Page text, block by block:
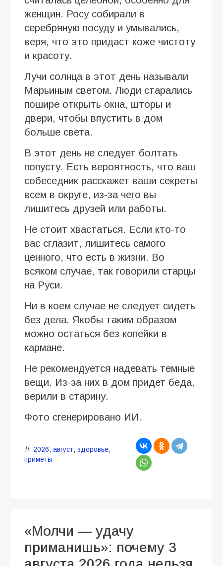
женщин. Росу собирали в
серебряную посуду и умывались,
веря, что это придаст коже чистоту
и красоту.
Лучи солнца в этот день называли
Марьиным светом. Люди старались
пошире открыть окна, шторы и
двери, чтобы впустить в дом
больше света.
В этот день не следует болтать
попусту. Есть вероятность, что ваш
собеседник расскажет ваши секреты
всем в округе, из-за чего вы
лишитесь друзей или работы.
Не стоит хвастаться. Если кто-то
вас сглазит, лишитесь самого
ценного, что есть в жизни. Во
всяком случае, так говорили старцы
на Руси.
Ни в коем случае не следует сидеть
без дела. Якобы таким образом
можно остаться без копейки в
кармане.
Не рекомендуется надевать темные
вещи. Из-за них в дом придет беда,
верили в старину.
Фото сгенерировано ИИ.
2026, август, здоровье,
приметы
«Молчи — удачу
приманишь»: почему 3